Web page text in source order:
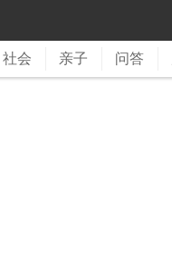
社会 亲子 问答